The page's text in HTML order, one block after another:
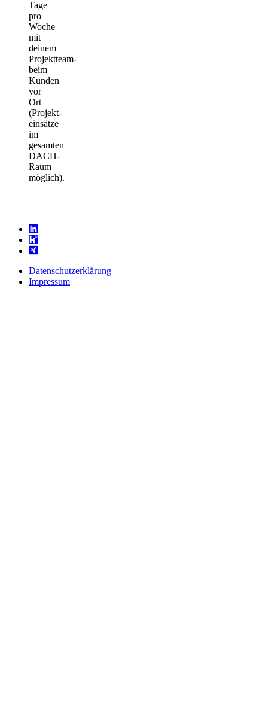
Tage
pro
Woche
mit
deinem
Projektteam­
beim
Kunden
vor
Ort
(Projekt­
einsätze
im
gesamten
DACH-
Raum
möglich).
Datenschutzerklärung
Impressum